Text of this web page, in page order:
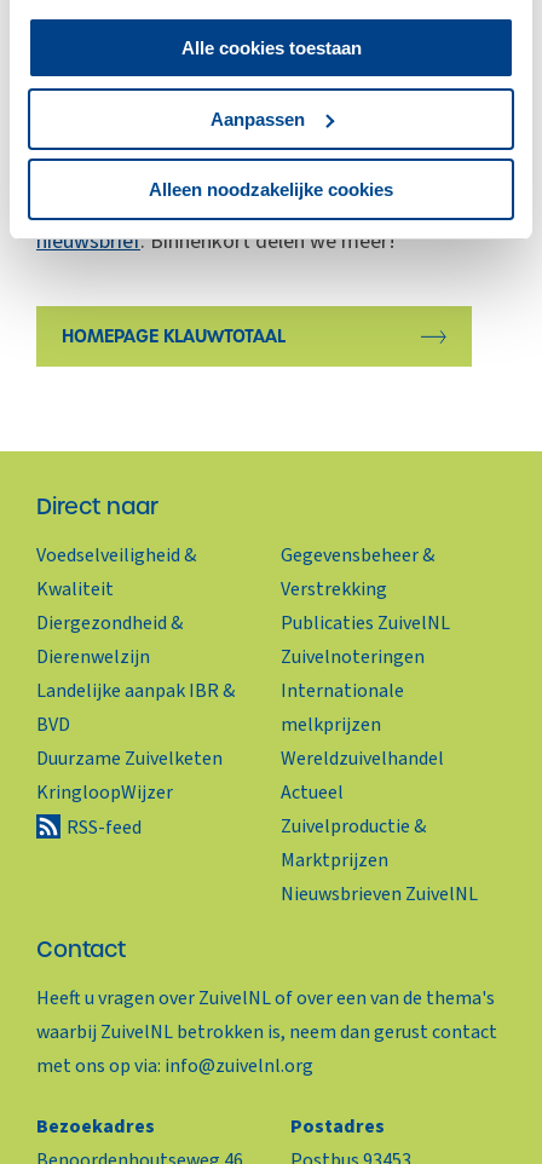
Alle cookies toestaan
Aanpassen
Alleen noodzakelijke cookies
Inspirerende succesverhalen van andere
melkveehouders.
Overzicht aan opleidingen en workshops rondom
klauwgezondheid.
Agenda met relevante bijeenkomsten.
Blijf op de hoogte van deze kennisbank
nieuwsbrief. Binnenkort delen we meer!
HOMEPAGE KLAUWTOTAAL
Direct naar
Voedselveiligheid &
Kwaliteit
Diergezondheid &
Dierenwelzijn
Landelijke aanpak IBR &
BVD
Duurzame Zuivelketen
KringloopWijzer
RSS-feed
Gegevensbeheer &
Verstrekking
Publicaties ZuivelNL
Zuivelnoteringen
Internationale
melkprijzen
Wereldzuivelhandel
Actueel
Zuivelproductie &
Marktprijzen
Nieuwsbrieven ZuivelNL
Contact
Heeft u vragen over ZuivelNL of over een van de thema's
waarbij ZuivelNL betrokken is, neem dan gerust contact
met ons op via: info@zuivelnl.org
Bezoekadres
Postadres